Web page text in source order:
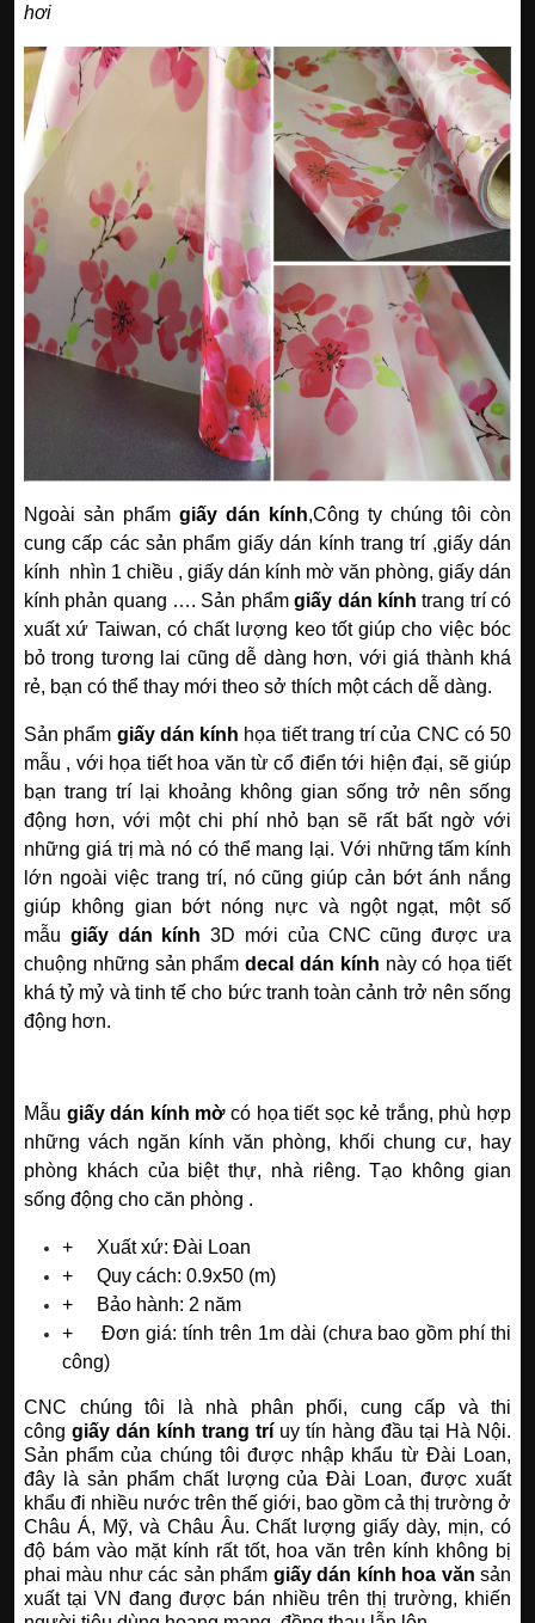
hơi
Ngoài sản phẩm giấy dán kính,Công ty chúng tôi còn
cung cấp các sản phẩm giấy dán kính trang trí ,giấy dán
kính nhìn 1 chiều , giấy dán kính mờ văn phòng, giấy dán
kính phản quang …. Sản phẩmgiấy dán kính trang trí có
xuất xứ Taiwan, có chất lượng keo tốt giúp cho việc bóc
bỏ trong tương lai cũng dễ dàng hơn, với giá thành khá
rẻ, bạn có thể thay mới theo sở thích một cách dễ dàng.
Sản phẩm giấy dán kính họa tiết trang trí của CNC có 50
mẫu , với họa tiết hoa văn từ cổ điển tới hiện đại, sẽ giúp
bạn trang trí lại khoảng không gian sống trở nên sống
động hơn, với một chi phí nhỏ bạn sẽ rất bất ngờ với
những giá trị mà nó có thể mang lại. Với những tấm kính
lớn ngoài việc trang trí, nó cũng giúp cản bớt ánh nắng
giúp không gian bớt nóng nực và ngột ngạt, một số
mẫu giấy dán kính 3D mới của CNC cũng được ưa
chuộng những sản phẩmdecal dán kính này có họa tiết
khá tỷ mỷ và tinh tế cho bức tranh toàn cảnh trở nên sống
động hơn.
Mẫu giấy dán kính mờ có họa tiết sọc kẻ trắng, phù hợp
những vách ngăn kính văn phòng, khối chung cư, hay
phòng khách của biệt thự, nhà riêng. Tạo không gian
sống động cho căn phòng .
+ Xuất xứ: Đài Loan
+ Quy cách: 0.9x50 (m)
+ Bảo hành: 2 năm
+Đơn giá: tính trên 1m dài (chưa bao gồm phí thi
công)
CNC chúng tôi là nhà phân phối, cung cấp và thi
công giấy dán kính trang trí uy tín hàng đầu tại Hà Nội.
Sản phẩm của chúng tôi được nhập khẩu từ Đài Loan,
đây là sản phẩm chất lượng của Đài Loan, được xuất
khẩu đi nhiều nước trên thế giới, bao gồm cả thị trường ở
Châu Á, Mỹ, và Châu Âu. Chất lượng giấy dày, mịn, có
độ bám vào mặt kính rất tốt, hoa văn trên kính không bị
phai màu như các sản phẩm giấy dán kính hoa văn sản
xuất tại VN đang được bán nhiều trên thị trường, khiến